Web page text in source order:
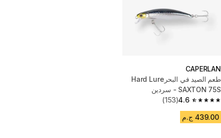
CAPERLAN
طعم الصيد في البحرHard Lure
SAXTON 75S - سردين
4.6
4.6 out of 5 stars from 153 reviews
(153)
439.00 ج.م